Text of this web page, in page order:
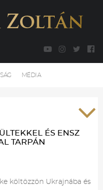
MÉDIA
ÉS ENSZ
TARPÁN
költözzön Ukrajnába és